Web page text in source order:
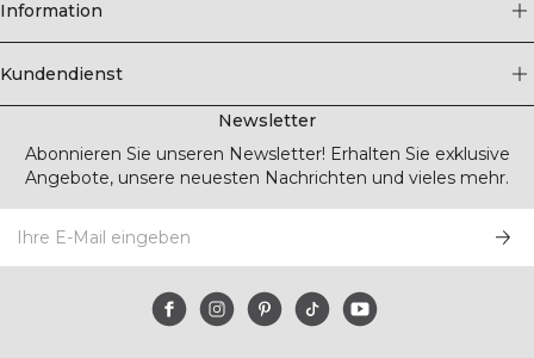
Information
Kundendienst
Newsletter
Abonnieren Sie unseren Newsletter! Erhalten Sie exklusive
Angebote, unsere neuesten Nachrichten und vieles mehr.